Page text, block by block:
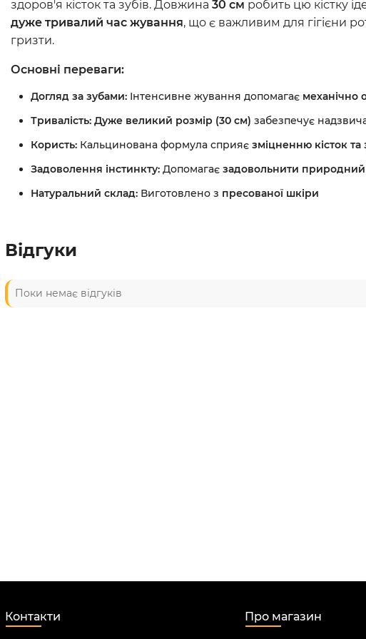
здоров'я кісток та зубів. Довжина 30 см робить цю кістку
дуже тривалий час жування, що є важливим для гігієни
гризти.
Основні переваги:
Догляд за зубами: Інтенсивне жування допомагає механічно
Тривалість: Дуже великий розмір (30 см) забезпечує
Користь: Кальцинована формула сприяє зміцненню кісток та
Задоволення інстинкту: Допомагає задовольнити природний
Натуральний склад: Виготовлено з пресованої шкіри
Відгуки
Поки немає відгуків
Контакти Про магазин